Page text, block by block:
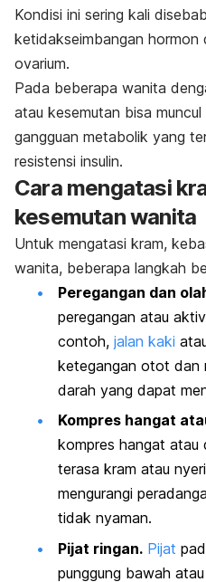
Kondisi ini sering kali
ketidakseimbangan
ovarium.
Pada beberapa wanita
atau kesemutan bisa
gangguan metabolik yang
resistensi insulin.
Cara mengatasi
kesemutan wanita
Untuk mengatasi kram,
wanita, beberapa langkah
Peregangan dan
peregangan atau
contoh, jalan kaki
ketegangan otot dan
darah yang dapat
Kompres hangat
kompres hangat atau
terasa kram atau
mengurangi
tidak nyaman.
Pijat ringan. Pijat
punggung bawah